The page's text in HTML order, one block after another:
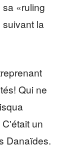
«ruling
la
Qui ne
un
Danaïdes.